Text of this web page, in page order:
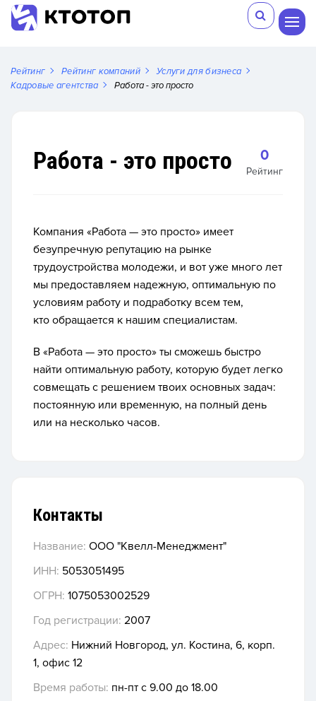
Рейтинг Рейтинг компаний
Услуги для бизнеса
Кадровые агентства
Работа - это просто
Работа - это просто 0
Рейтинг
Компания «Работа — это просто» имеет
безупречную репутацию на рынке
трудоустройства молодежи, и вот уже много лет
мы предоставляем надежную, оптимальную по
условиям работу и подработку всем тем,
кто обращается к нашим специалистам.
В «Работа — это просто» ты сможешь быстро
найти оптимальную работу, которую будет легко
совмещать с решением твоих основных задач:
постоянную или временную, на полный день
или на несколько часов.
Контакты
Название: ООО "Квелл-Менеджмент"
ИНН: 5053051495
ОГРН: 1075053002529
Год регистрации: 2007
Адрес: Нижний Новгород, ул. Костина, 6, корп.
1, офис 12
Время работы: пн-пт с 9.00 до 18.00